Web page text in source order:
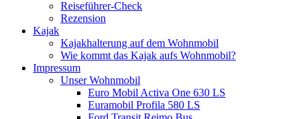
Reiseführer-Check
Rezension
Kajak
Kajakhalterung auf dem Wohnmobil
Wie kommt das Kajak aufs Wohnmobil?
Impressum
Unser Wohnmobil
Euro Mobil Activa One 630 LS
Euramobil Profila 580 LS